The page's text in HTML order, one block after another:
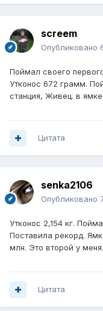
screem
Опубликовано
Поймал своего
Утконос 672 грамм.
станция, Живец. в
Цитата
senka2106
Опубликовано
Утконос 2,154 кг.
Поставила рекорд.
млн. Это второй у
Цитата